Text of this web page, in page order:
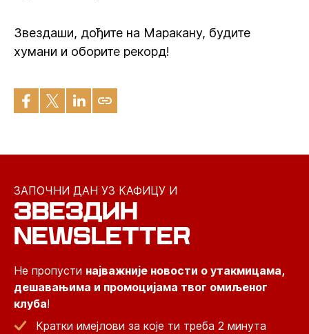
Звездаши, дођите на Маракану, будите
хумани и оборите рекорд!
ЗАПОЧНИ ДАН УЗ КАФИЦУ И
ЗВЕЗДИН
NEWSLETTER
Не пропусти најважније новости о утакмицама,
дешавањима и промоцијама твог омиљеног
клуба!
Кратки имејлови за које ти треба 2 минута